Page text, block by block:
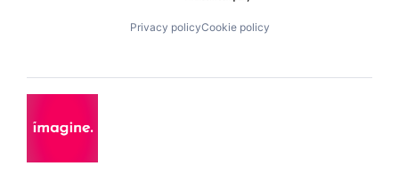
Privacy policyCookie policy